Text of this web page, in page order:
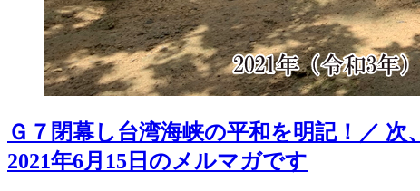
Ｇ７閉幕し台湾海峡の平和を明記！／
2021年6月15日のメルマガです